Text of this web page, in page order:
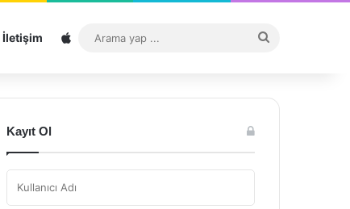
İletişim Sitemap
...
Kayıt Ol